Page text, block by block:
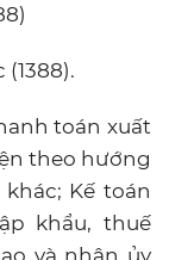
(1388).
toán xuất
theo hướng
Kế toán
khẩu, thuế
và nhận ủy